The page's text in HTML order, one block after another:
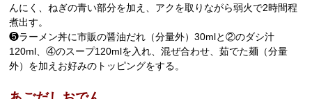
んにく、ねぎの青い部分を加え、アクを取りながら弱火で2時間程
煮出す。
❺ラーメン丼に市販の醤油だれ（分量外）30mlと②のダシ汁
120ml、④のスープ120mlを入れ、混ぜ合わせ、茹でた麺（分量
外）を加えお好みのトッピングをする。